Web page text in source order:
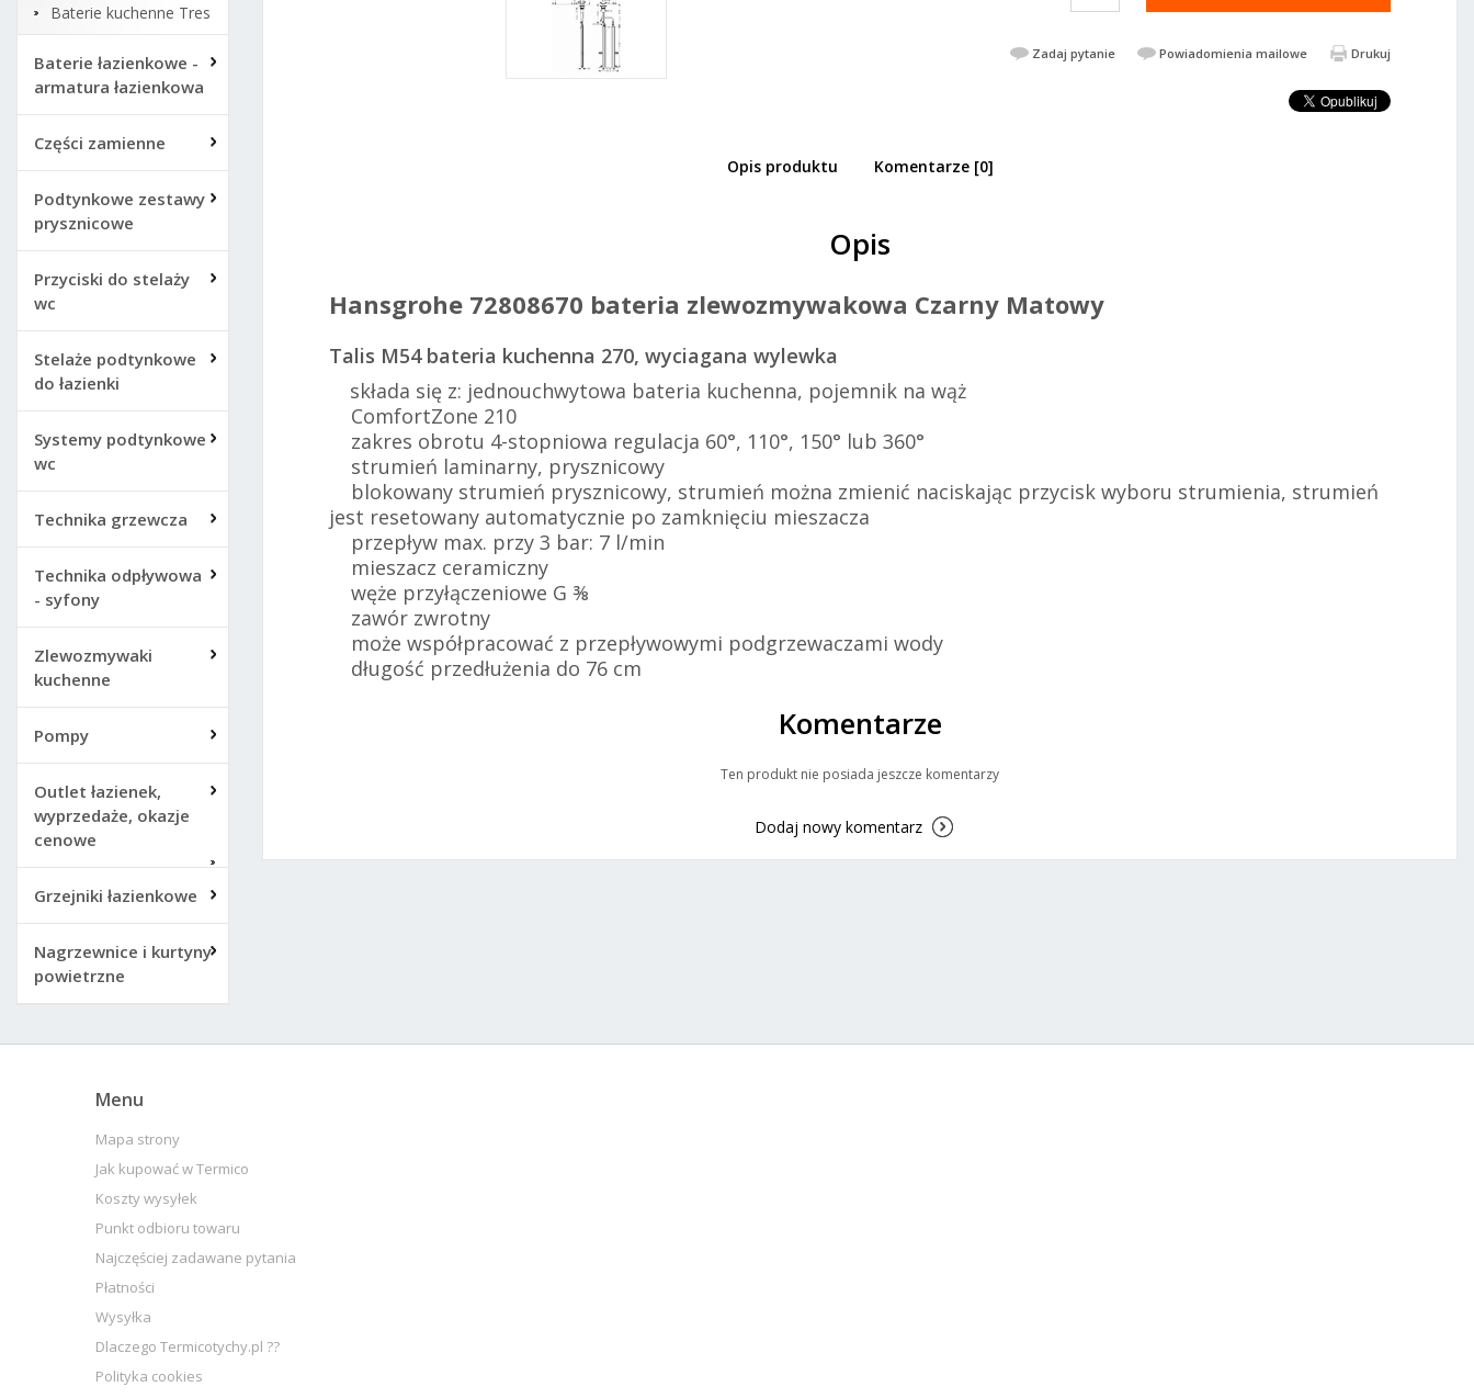
Baterie kuchenne Tres
Baterie łazienkowe -
armatura łazienkowa
Części zamienne
Podtynkowe zestawy
prysznicowe
Przyciski do stelaży
wc
Stelaże podtynkowe
do łazienki
Systemy podtynkowe
wc
Technika grzewcza
Technika odpływowa
- syfony
Zlewozmywaki
kuchenne
Pompy
Outlet łazienek,
wyprzedaże, okazje
cenowe
Grzejniki łazienkowe
Nagrzewnice i kurtyny
powietrzne
Zadaj pytanie Powiadomienia mailowe Drukuj
Hansgrohe Talis M54 bateria kuchenna 270,
Opis produktu Komentarze [0]
Opis
Hansgrohe 72808670 bateria zlewozmywakowa Czarny Matowy
Talis M54 bateria kuchenna 270, wyciagana wylewka
składa się z: jednouchwytowa bateria kuchenna, pojemnik na wąż
ComfortZone 210
zakres obrotu 4-stopniowa regulacja 60°, 110°, 150° lub 360°
strumień laminarny, prysznicowy
blokowany strumień prysznicowy, strumień można zmienić naciskając przycisk wyboru strumienia, strumień
jest resetowany automatycznie po zamknięciu mieszacza
przepływ max. przy 3 bar: 7 l/min
mieszacz ceramiczny
węże przyłączeniowe G ⅜
zawór zwrotny
może współpracować z przepływowymi podgrzewaczami wody
długość przedłużenia do 76 cm
Komentarze
Ten produkt nie posiada jeszcze komentarzy
Dodaj nowy komentarz
Menu
Mapa strony
Jak kupować w Termico
Koszty wysyłek
Punkt odbioru towaru
Najczęściej zadawane pytania
Płatności
Wysyłka
Dlaczego Termicotychy.pl ??
Polityka cookies